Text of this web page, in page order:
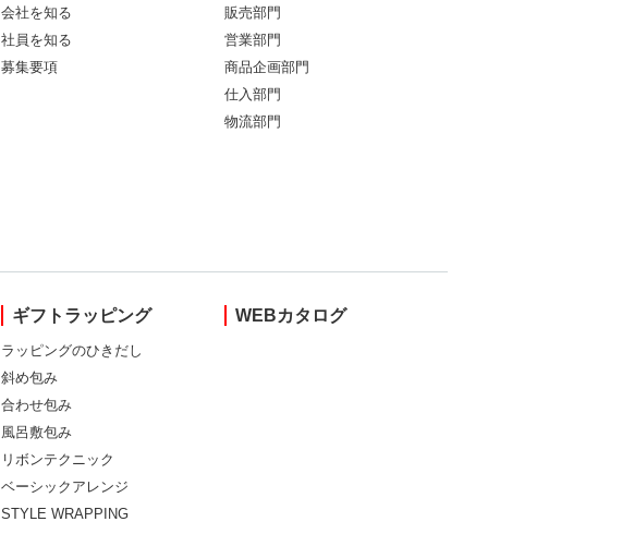
会社を知る
社員を知る
募集要項
販売部門
営業部門
商品企画部門
仕入部門
物流部門
ギフトラッピング
ラッピングのひきだし
斜め包み
合わせ包み
風呂敷包み
リボンテクニック
ベーシックアレンジ
STYLE WRAPPING
WEBカタログ